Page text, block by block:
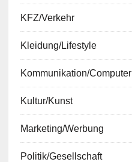
KFZ/Verkehr
Kleidung/Lifestyle
Kommunikation/Computer
Kultur/Kunst
Marketing/Werbung
Politik/Gesellschaft